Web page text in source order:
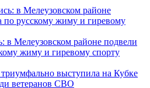
в Мелеузовском районе подвели
жиму и гиревому спорту